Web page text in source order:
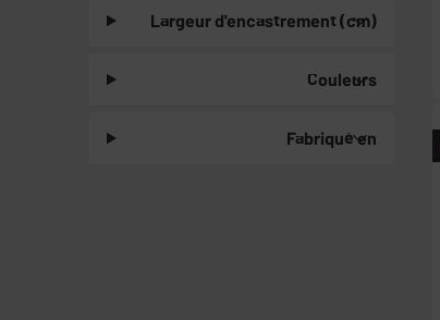
Largeur d'encastrement (cm)
Couleurs
Fabriqué en